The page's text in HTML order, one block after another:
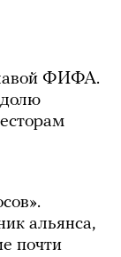
ФИФА.
альянса,
почти